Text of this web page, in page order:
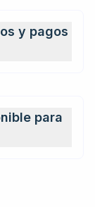
y pagos
para